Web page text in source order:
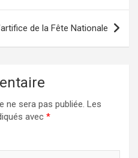
de la Fête Nationale
ne sera pas publiée. Les
avec *